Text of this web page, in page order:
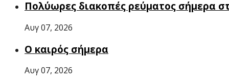
Πολύωρες διακοπές ρεύματος σήμερα
Αυγ 07, 2026
Ο καιρός σήμερα
Αυγ 07, 2026